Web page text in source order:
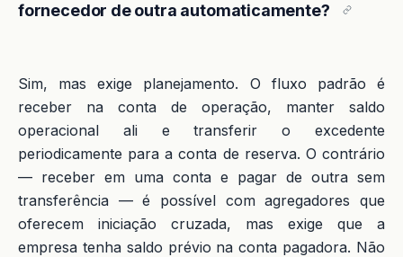
fornecedor de outra automaticamente?
Sim, mas exige planejamento. O fluxo padrão é
receber na conta de operação, manter saldo
operacional ali e transferir o excedente
periodicamente para a conta de reserva. O contrário
— receber em uma conta e pagar de outra sem
transferência — é possível com agregadores que
oferecem iniciação cruzada, mas exige que a
empresa tenha saldo prévio na conta pagadora. Não